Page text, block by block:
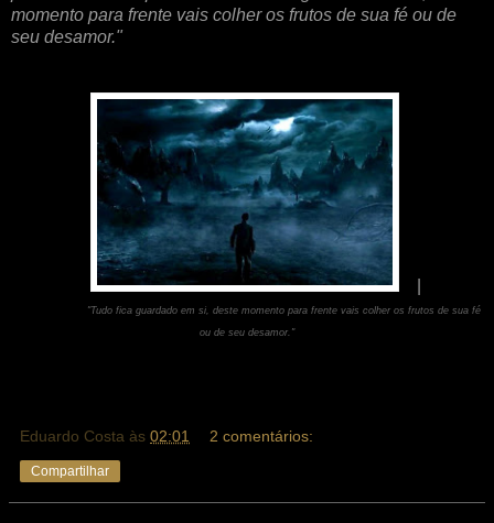
momento para frente vais colher os frutos de sua fé ou de
seu desamor."
"Tudo fica guardado em si, deste momento para frente vais colher os frutos de sua fé
ou de seu desamor."
Eduardo Costa às 02:01 2 comentários:
Compartilhar